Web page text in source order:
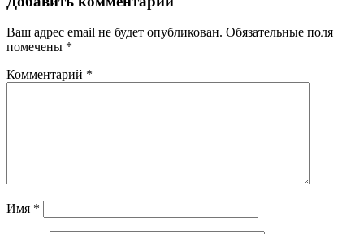
Ваш адрес email не будет опубликован. Обязательные поля
помечены *
Комментарий *
Имя *